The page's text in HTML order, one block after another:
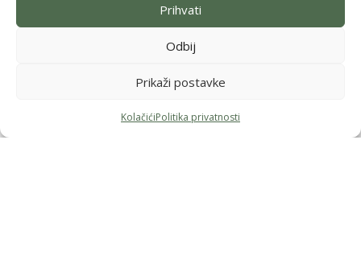
Prihvati
Odbij
Prikaži postavke
KolačićiPolitika privatnosti
Pridruži se i uzmi 10% popusta na prvu